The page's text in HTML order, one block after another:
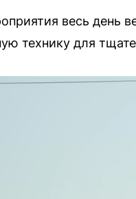
весь день
технику для